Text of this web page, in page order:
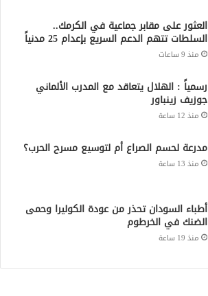
العثور على مقابر جماعية في الكرمك..
السلطات تتهم الدعم السريع بإعدام 25 مدنياً
منذ 9 ساعات
رسمياً : الهلال يتعاقد مع المدرب الألماني
جوزيف زينباور
منذ 12 ساعة
مدرعة لحسم الصراع أم لتوسيع مسرح الحرب؟
منذ 13 ساعة
أطباء السودان تحذر من عودة الكوليرا وحمى
الضنك في الخرطوم
منذ 19 ساعة